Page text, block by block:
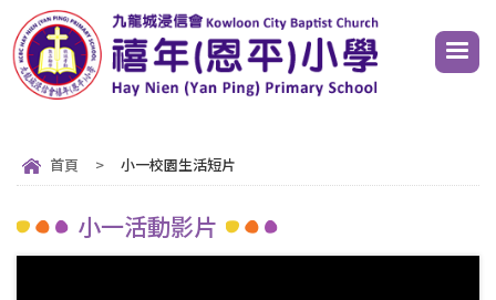
首頁 > 小一校園生活短片
小一活動影片